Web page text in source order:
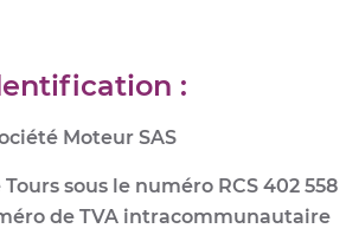
:
Moteur SAS
sous le numéro RCS 402 558
de TVA intracommunautaire